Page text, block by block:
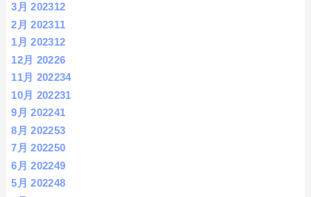
3月 202312
2月 202311
1月 202312
12月 20226
11月 202234
10月 202231
9月 202241
8月 202253
7月 202250
6月 202249
5月 202248